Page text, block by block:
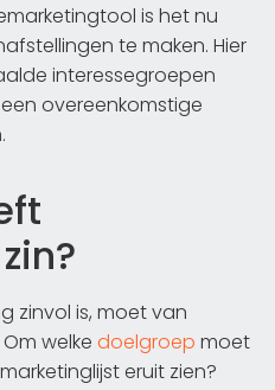
is het nu
te maken. Hier
interessegroepen
overeenkomstige
zinvol is, moet van
welke doelgroep moet
eruit zien?